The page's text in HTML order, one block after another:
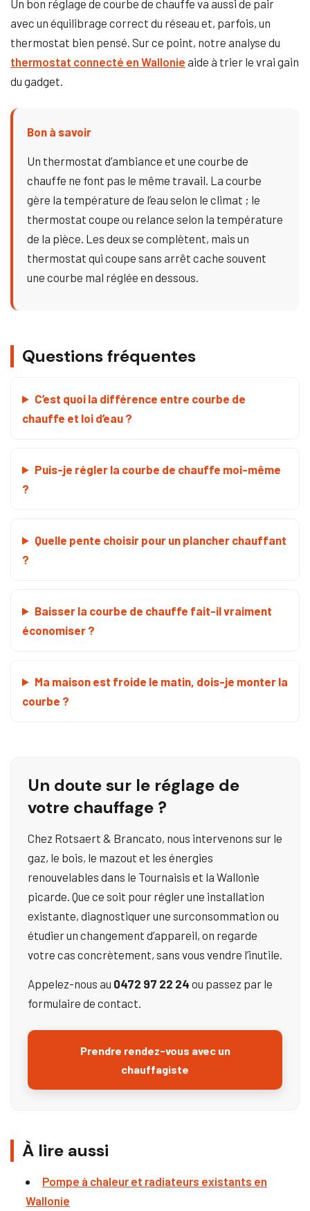
Un bon réglage de courbe de chauffe va aussi de pair
avec un équilibrage correct du réseau et, parfois, un
thermostat bien pensé. Sur ce point, notre analyse du
thermostat connecté en Wallonie aide à trier le vrai gain
du gadget.
Bon à savoir
Un thermostat d’ambiance et une courbe de
chauffe ne font pas le même travail. La courbe
gère la température de l’eau selon le climat ; le
thermostat coupe ou relance selon la température
de la pièce. Les deux se complètent, mais un
thermostat qui coupe sans arrêt cache souvent
une courbe mal réglée en dessous.
Questions fréquentes
C’est quoi la différence entre courbe de
chauffe et loi d’eau ?
Puis-je régler la courbe de chauffe moi-même
?
Quelle pente choisir pour un plancher chauffant
?
Baisser la courbe de chauffe fait-il vraiment
économiser ?
Ma maison est froide le matin, dois-je monter la
courbe ?
Un doute sur le réglage de
votre chauffage ?
Chez Rotsaert & Brancato, nous intervenons sur le
gaz, le bois, le mazout et les énergies
renouvelables dans le Tournaisis et la Wallonie
picarde. Que ce soit pour régler une installation
existante, diagnostiquer une surconsommation ou
étudier un changement d’appareil, on regarde
votre cas concrètement, sans vous vendre l’inutile.
Appelez-nous au 0472 97 22 24 ou passez par le
formulaire de contact.
Prendre rendez-vous avec un
chauffagiste
À lire aussi
Pompe à chaleur et radiateurs existants en
Wallonie